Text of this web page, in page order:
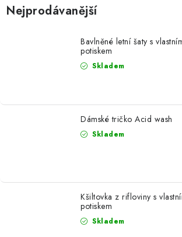
Obchodní podmínky
Zásady zpracování ochrany osobních údajů
Nejprodávanější
Bavlněné letní šaty s
potiskem
Skladem
Dámské tričko Acid wash
Skladem
Kšiltovka z rifloviny s
potiskem
Skladem